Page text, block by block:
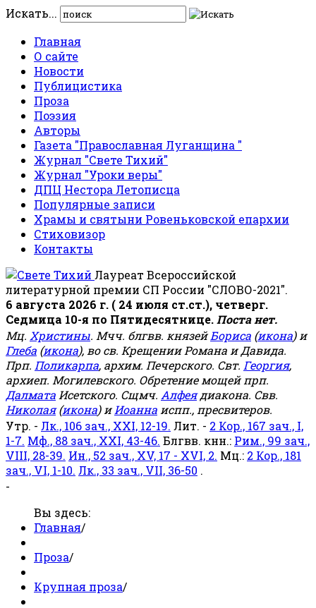
Искать...
Главная
О сайте
Новости
Публицистика
Проза
Поэзия
Авторы
Газета "Православная Луганщина "
Журнал "Свете Тихий"
Журнал "Уроки веры"
ДПЦ Нестора Летописца
Популярные записи
Храмы и святыни Ровеньковской епархии
Стиховизор
Контакты
Лауреат Всероссийской
литературной премии СП России "СЛОВО-2021".
6 августа 2026 г. ( 24 июля ст.ст.), четверг.
Седмица 10-я по Пятидесятнице. Поста нет.
Мц. Христины. Мчч. блгвв. князейБориса (икона) и
Глеба (икона), во св. Крещении Романа и Давида.
Прп. Поликарпа, архим. Печерского. Свт. Георгия,
архиеп. Могилевского. Обретение мощей прп.
Далмата Исетского. Сщмч. Алфеядиакона. Свв.
Николая(икона) иИоанна испп., пресвитеров.
Утр. - Лк., 106 зач., XXI, 12-19. Лит. - 2 Кор., 167 зач., I,
1-7. Мф., 88 зач., XXI, 43-46. Блгвв. кнн.: Рим., 99 зач.,
VIII, 28-39. Ин., 52 зач., XV, 17 - XVI, 2. Мц.: 2 Кор., 181
зач., VI, 1-10. Лк., 33 зач., VII, 36-50 .
-
Вы здесь:
Главная/
Проза/
Крупная проза/